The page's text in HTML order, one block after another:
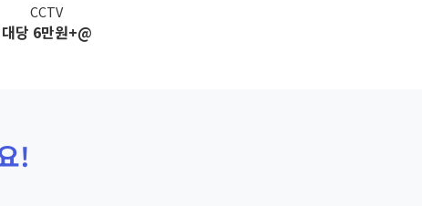
CCTV
대당 6만원+@
!